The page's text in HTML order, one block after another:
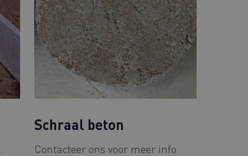
Schraal beton
Contacteer ons voor meer info.